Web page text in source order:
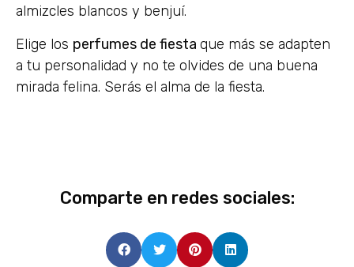
almizcles blancos y benjuí.
Elige los perfumes de fiesta que más se adapten
a tu personalidad y no te olvides de una buena
mirada felina. Serás el alma de la fiesta.
Comparte en redes sociales: